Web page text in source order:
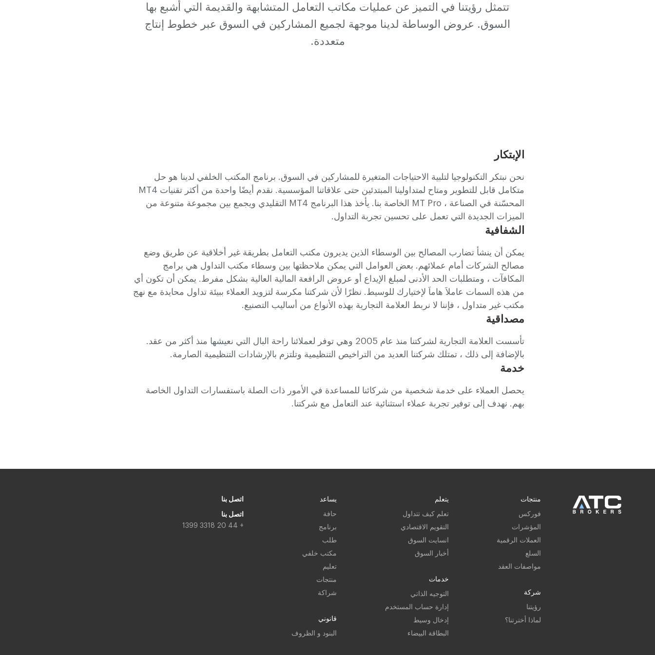
تتمثل رؤيتنا في التميز عن عمليات مكاتب التعامل المتشابهة والقديمة التي أشبع بها
السوق. عروض الوساطة لدينا موجهة لجميع المشاركين في السوق عبر خطوط إنتاج
متعددة.
الإبتكار
نحن نبتكر التكنولوجيا لتلبية الاحتياجات المتغيرة للمشاركين في السوق. برنامج المكتب الخلفي لدينا هو حل
متكامل قابل للتطوير ومتاح لمتداولينا المبتدئين حتى علاقاتنا المؤسسية. نقدم أيضًا واحدة من أكثر تقنيات MT4
المحسّنة في الصناعة ، MT Pro الخاصة بنا. يأخذ هذا البرنامج MT4 التقليدي ويجمع بين مجموعة متنوعة من
الميزات الجديدة التي تعمل على تحسين تجربة التداول.
الشفافية
يمكن أن ينشأ تضارب المصالح بين الوسطاء الذين يديرون مكتب التعامل بطريقة غير أخلاقية عن طريق وضع
مصالح الشركات أمام عملائهم. بعض العوامل التي يمكن ملاحظتها بين وسطاء مكتب التداول هي برامج
المكافآت ، ومتطلبات الحد الأدنى لمبلغ الإيداع أو عروض الرافعة المالية العالية بشكل مفرط. يمكن أن تكون أي
من هذه السمات عاملاَ هاماَ لإختيارك للوسيط. نظرًا لأن شركتنا مكرسة لتزويد العملاء ببيئة تداول محايدة مع نهج
مكتب غير متداول ، فإننا لا نربط العلامة التجارية بهذه الأنواع من أساليب التصنيع.
مصداقية
تأسست العلامة التجارية لشركتنا منذ عام 2005 وهي توفر لعملائنا راحة البال التي نعيشها منذ أكثر من عقد.
بالإضافة إلى ذلك ، تمتلك شركتنا العديد من التراخيص التنظيمية وتلتزم بالإرشادات التنظيمية الصارمة.
خدمة
يحصل العملاء على خدمة شخصية من شركائنا للمساعدة في الأمور ذات الصلة باستفسارات التداول الخاصة
بهم. نهدف إلى توفير تجربة عملاء استثنائية عند التعامل مع شركتنا.
منتجات
فوركس
المؤشرات
العملات الرقمية
السلع
مواصفات العقد
شركة
رؤيتنا
لماذا أخترتنا؟
يتعلم
تعلم كيف تتداول
التقويم الاقتصادي
انسايت السوق
أخبار السوق
خدمات
التوجيه الذاتي
إدارة حساب المستخدم
إدخال وسيط
البطاقة البيضاء
يساعد
حافة
برنامج
طلب
مكتب خلفي
تعليم
منتجات
شراكة
قانوني
البنود و الظروف
اتصل بنا
اتصل بنا
+ 44 20 3318 1399